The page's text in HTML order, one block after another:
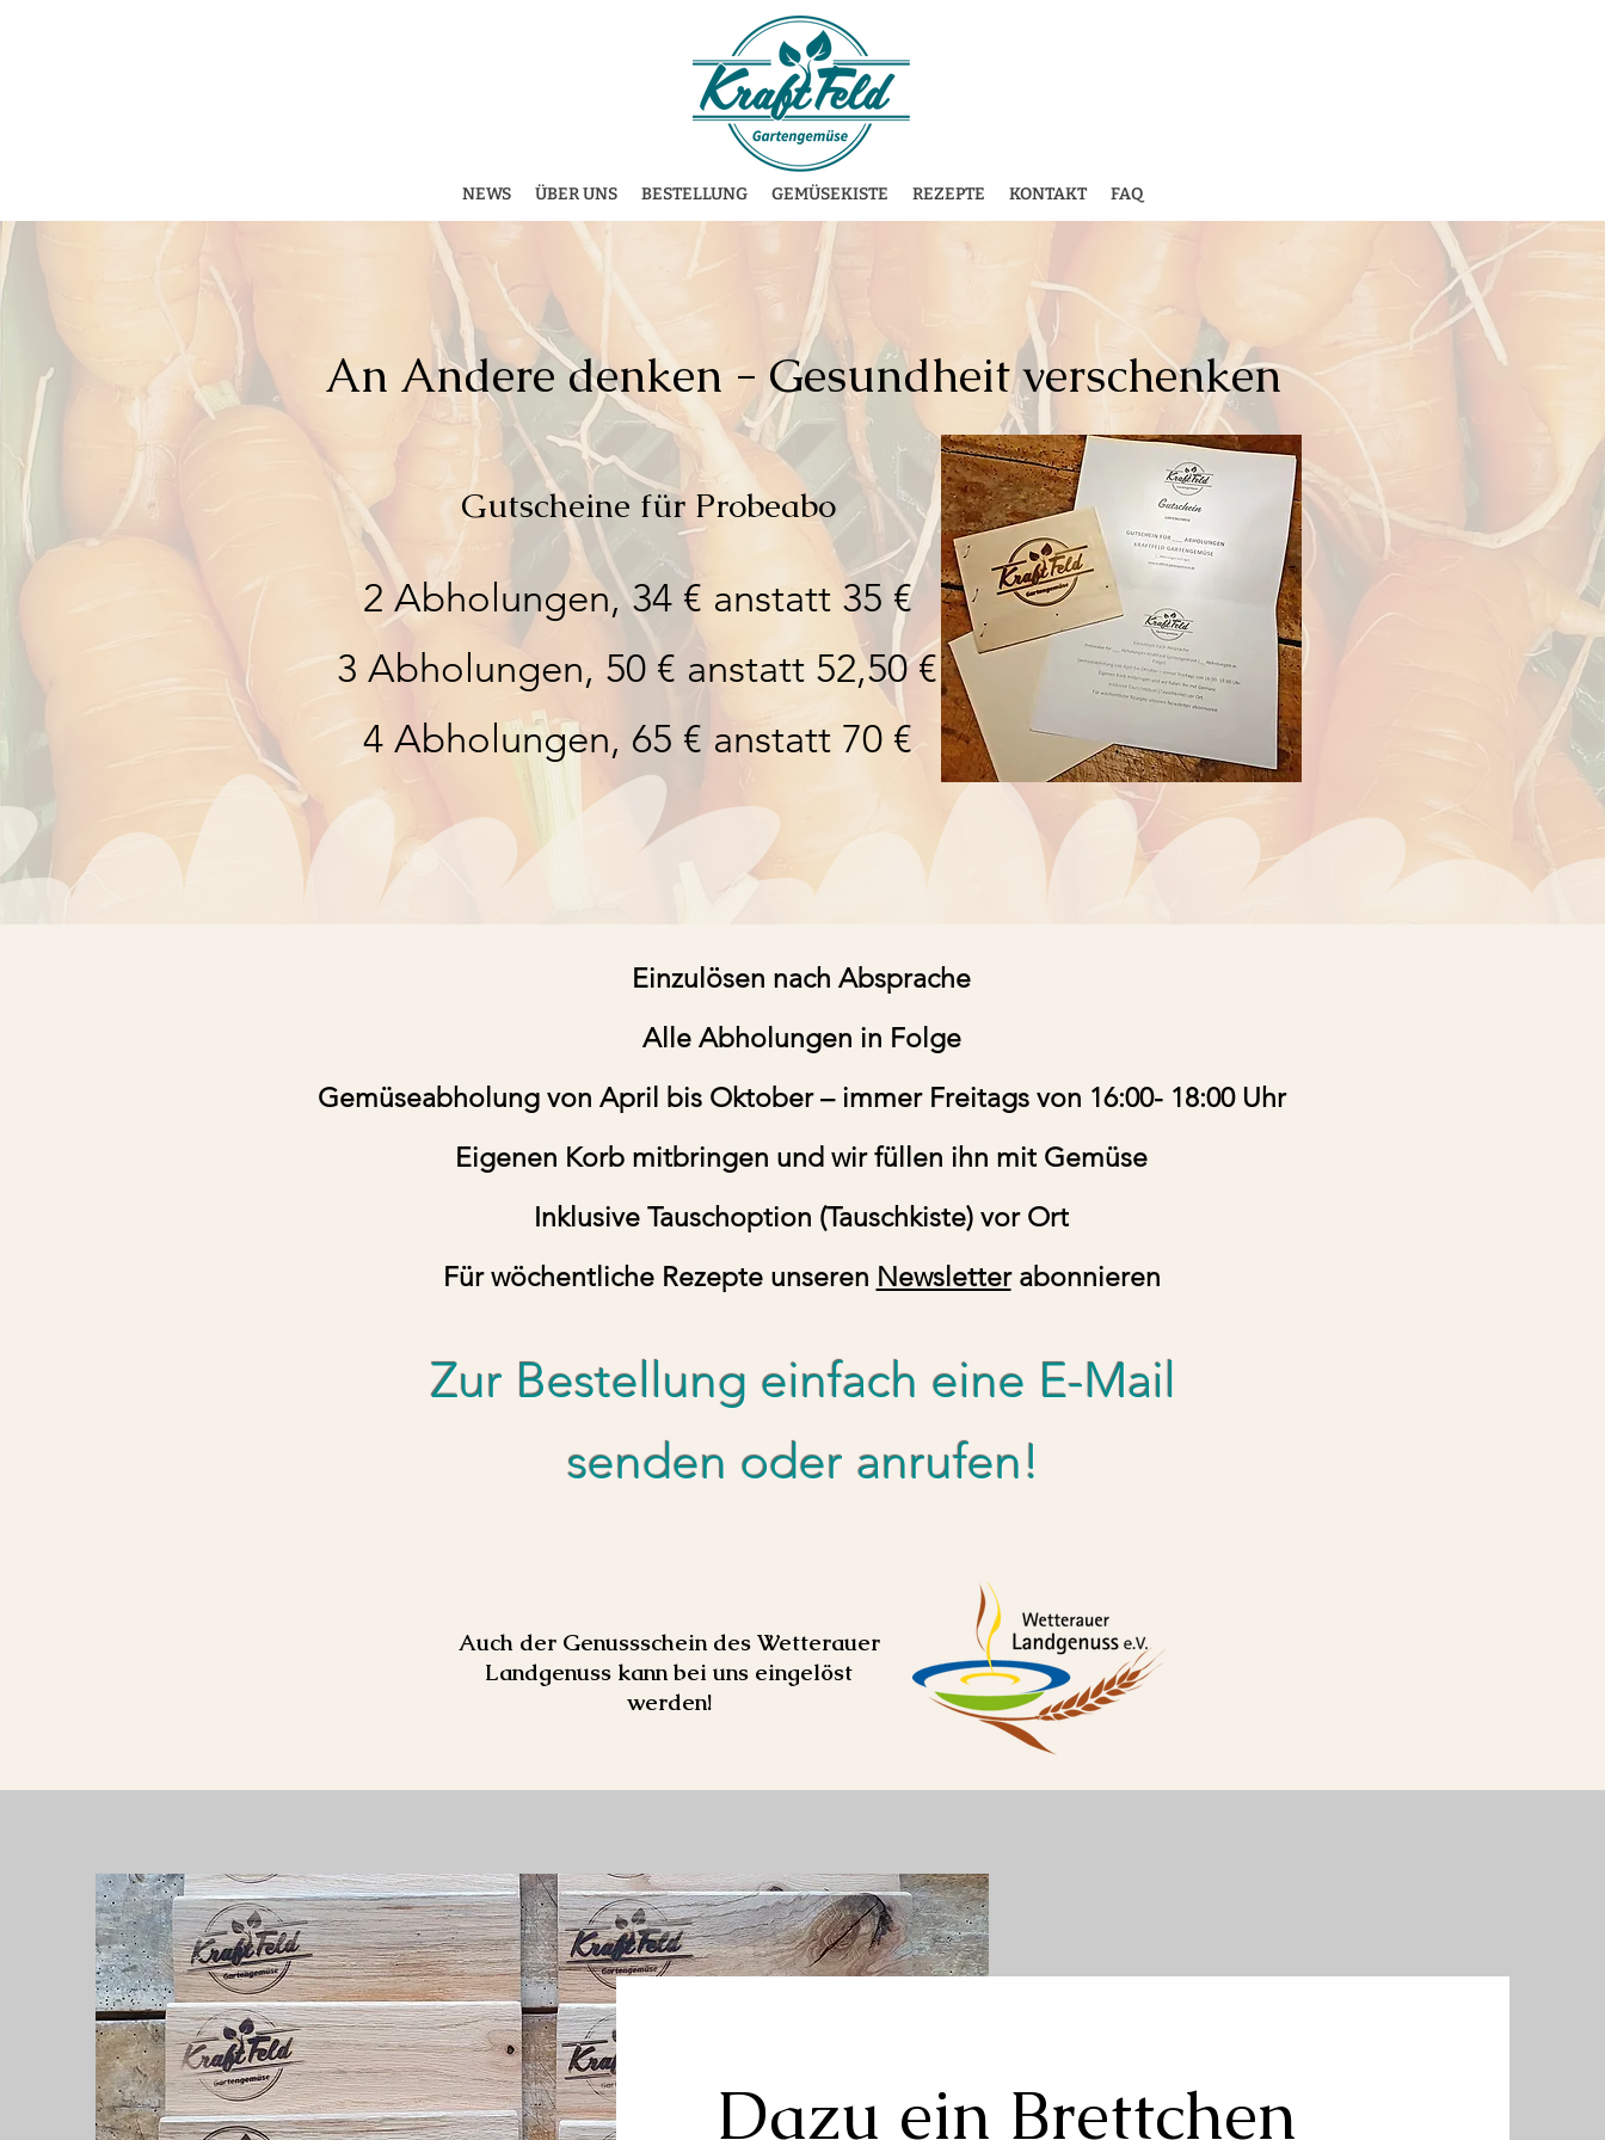
NEWS ÜBER UNS BESTELLUNG GEMÜSEKISTE REZEPTE KONTAKT FAQ
An Andere denken - Gesundheit verschenken
Gutscheine für Probeabo
2 Abholungen, 34 € anstatt 35 €
3 Abholungen, 50 € anstatt 52,50 €
4 Abholungen, 65 € anstatt 70 €
Einzulösen nach Absprache
Alle Abholungen in Folge
Gemüseabholung von April bis Oktober – immer Freitags von 16:00- 18:00 Uhr
Eigenen Korb mitbringen und wir füllen ihn mit Gemüse
Inklusive Tauschoption (Tauschkiste) vor Ort
Für wöchentliche Rezepte unseren Newsletterabonnieren
Zur Bestellung einfach eine E-Mail
senden oder anrufen!
Auch der Genussschein des Wetterauer
Landgenuss kann bei uns eingelöst
werden!
Dazu ein Brettchen